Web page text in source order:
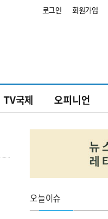
로그인 회원가입
TV국제 오피니언
오늘이슈